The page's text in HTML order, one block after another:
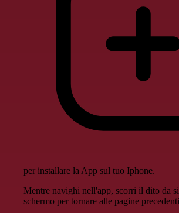
per installare la App sul tuo Iphone.
Mentre navighi nell'app, scorri il dito da
schermo per tornare alle pagine precedenti